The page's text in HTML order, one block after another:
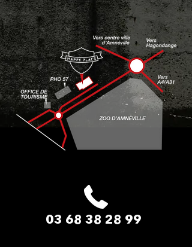
03 68 38 28 99